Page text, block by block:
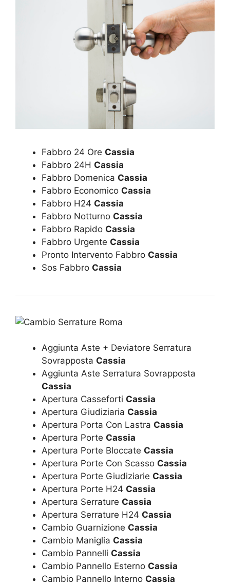
Fabbro 24 Ore Cassia
Fabbro 24H Cassia
Fabbro Domenica Cassia
Fabbro Economico Cassia
Fabbro H24 Cassia
Fabbro Notturno Cassia
Fabbro Rapido Cassia
Fabbro Urgente Cassia
Pronto Intervento Fabbro Cassia
Sos Fabbro Cassia
Aggiunta Aste + Deviatore Serratura
Sovrapposta Cassia
Aggiunta Aste Serratura Sovrapposta
Cassia
Apertura Casseforti Cassia
Apertura Giudiziaria Cassia
Apertura Porta Con Lastra Cassia
Apertura Porte Cassia
Apertura Porte Bloccate Cassia
Apertura Porte Con Scasso Cassia
Apertura Porte Giudiziarie Cassia
Apertura Porte H24 Cassia
Apertura Serrature Cassia
Apertura Serrature H24 Cassia
Cambio Guarnizione Cassia
Cambio Maniglia Cassia
Cambio Pannelli Cassia
Cambio Pannello Esterno Cassia
Cambio Pannello Interno Cassia